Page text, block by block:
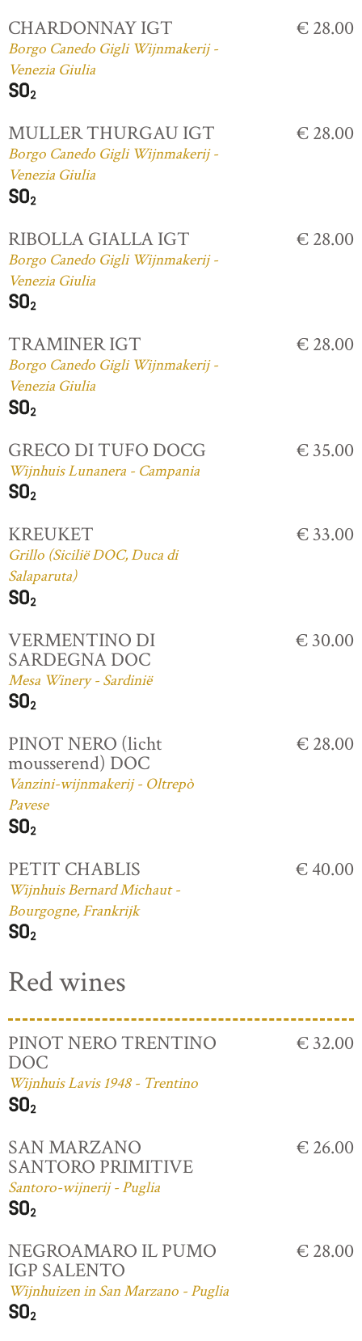
CHARDONNAY IGT
Borgo Canedo Gigli Wijnmakerij -
Venezia Giulia
€ 28.00
MULLER THURGAU IGT
Borgo Canedo Gigli Wijnmakerij -
Venezia Giulia
€ 28.00
RIBOLLA GIALLA IGT
Borgo Canedo Gigli Wijnmakerij -
Venezia Giulia
€ 28.00
TRAMINER IGT
Borgo Canedo Gigli Wijnmakerij -
Venezia Giulia
€ 28.00
GRECO DI TUFO DOCG
Wijnhuis Lunanera - Campania
€ 35.00
KREUKET
Grillo (Sicilië DOC, Duca di
Salaparuta)
€ 33.00
VERMENTINO DI
SARDEGNA DOC
Mesa Winery - Sardinië
€ 30.00
PINOT NERO (licht
mousserend) DOC
Vanzini-wijnmakerij - Oltrepò
Pavese
€ 28.00
PETIT CHABLIS
Wijnhuis Bernard Michaut -
Bourgogne, Frankrijk
€ 40.00
Red wines
PINOT NERO TRENTINO
DOC
Wijnhuis Lavis 1948 - Trentino
€ 32.00
SAN MARZANO
SANTORO PRIMITIVE
Santoro-wijnerij - Puglia
€ 26.00
NEGROAMARO IL PUMO
IGP SALENTO
Wijnhuizen in San Marzano - Puglia
€ 28.00